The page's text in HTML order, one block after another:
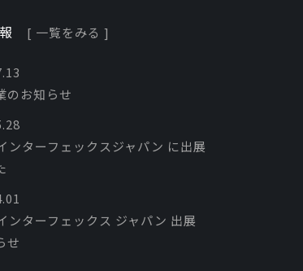
[ 一覧をみる ]
のお知らせ
ンターフェックスジャパン に出展
ンターフェックス ジャパン 出展
せ